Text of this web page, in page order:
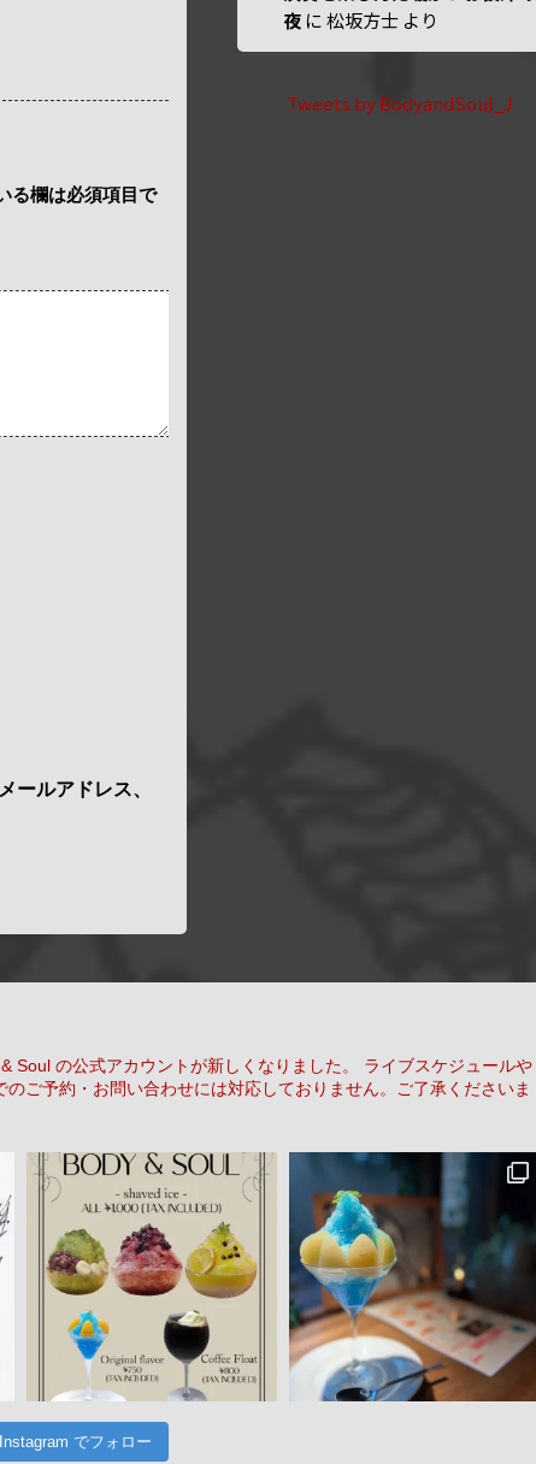
る欄は必須項目で
ールアドレス、
夜 に松坂方士 より
Tweets by BodyandSoul_J
Soul の公式アカウントが新しくなりました。
ライブスケジュールや
ご予約・お問い合わせには対応しておりません。ご了承くださいま
Instagram でフォロー